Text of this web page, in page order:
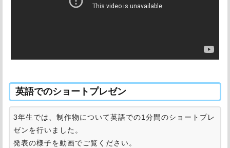
英語でのショートプレゼン
3年生では、制作物について英語での1分間のショートプレ
ゼンを行いました。
発表の様子を動画でご覧ください。